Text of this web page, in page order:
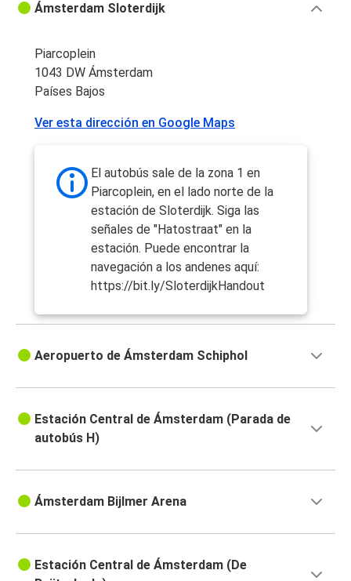
Ámsterdam Sloterdijk
Piarcoplein
1043 DW Ámsterdam
Países Bajos
Ver esta dirección en Google Maps
El autobús sale de la zona 1 en
Piarcoplein, en el lado norte de la
estación de Sloterdijk. Siga las
señales de "Hatostraat" en la
estación. Puede encontrar la
navegación a los andenes aquí:
https://bit.ly/SloterdijkHandout
Aeropuerto de Ámsterdam Schiphol
Estación Central de Ámsterdam (Parada de
autobús H)
Ámsterdam Bijlmer Arena
Estación Central de Ámsterdam (De